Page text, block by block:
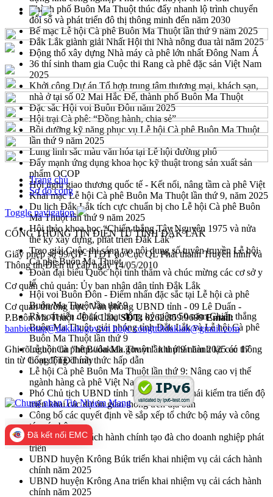
Thành phố Buôn Ma Thuột thúc đẩy nhanh lộ trình chuyển
đổi số và phát triển đô thị thông minh đến năm 2030
Bế mạc Lễ hội Cà phê Buôn Ma Thuột lần thứ 9 năm 2025
Đắk Lắk giành giải Nhất Hội thi Nhà nông đua tài năm 2025
Động thổ xây dựng Nhà máy cà phê lớn nhất Đông Nam Á
36 thí sinh tham gia Cuộc thi Rang cà phê đặc sản Việt Nam
2025
Khởi công Dự án Tổ hợp trung tâm thương mại, khách sạn,
nhà ở tại số 02 Mai Hắc Đế, thành phố Buôn Ma Thuột
Đặc sắc Hội voi Buôn Đôn năm 2025
Hội trại Cà phê: “Đồng hành, chia sẻ”
Bồi dưỡng kỹ năng phục vụ Lễ hội Cà phê Buôn Ma Thuột
lần thứ 9 năm 2025
Lung linh sắc màu văn hóa tại Lễ hội đường phố
Đẩy mạnh ứng dụng khoa học kỹ thuật trong sản xuất sản
phẩm OCOP
Hội nghị giao thương quốc tế - Kết nối, nâng tầm cà phê Việt
Khai mạc Lễ hội Cà phê Buôn Ma Thuột lần thứ 9, năm 2025
Du lịch Đắk Lắk tích cực chuẩn bị cho Lễ hội Cà phê Buôn
Ma Thuột lần thứ 9 năm 2025
Hội thảo khoa học “Chiến thắng Tây Nguyên 1975 và nửa
thế kỷ xây dựng, phát triển Đắk Lắk”
Trao giải Cuộc thi sáng tạo nội dung số tuyên truyền Lễ hội
Cà phê Buôn Ma Thuột
Đoàn đại biểu Quốc hội tỉnh thăm và chúc mừng các cơ sở y
tế
Hội voi Buôn Đôn - Điểm nhấn đặc sắc tại Lễ hội cà phê
Buôn Ma Thuột lần thứ 9
Rà soát tiến độ các hoạt động kỷ niệm 50 năm Chiến thắng
Buôn Ma Thuột, giải phóng tỉnh Đắk Lắk và Lễ hội Cà phê
Buôn Ma Thuột lần thứ 9
Lễ hội Cà phê Buôn Ma Thuột lần thứ 9 năm 2025 có 17
hoạt động chính thức hấp dẫn
Lễ hội Cà phê Buôn Ma Thuột lần thứ 9: Nâng cao vị thế
ngành hàng cà phê Việt Nam
Phó Chủ tịch UBND tỉnh Trương Công Thái kiểm tra tiến độ
triển khai các dự án giao thông trên địa bàn
Công bố các quyết định về sắp xếp tổ chức bộ máy và công
tác cán bộ
Đẩy mạnh cải cách hành chính tạo đà cho doanh nghiệp phát
triển
UBND huyện Krông Búk triển khai nhiệm vụ cải cách hành
chính năm 2025
UBND huyện Krông Ana triển khai nhiệm vụ cải cách hành
chính năm 2025
Trang chủ
Sơ đồ cổng
Toggle navigation
CỔNG THÔNG TIN ĐIỆN TỬ TỈNH ĐẮK LẮK
Giấy phép số 99/GP-TTĐT do Cục QL Phát thanh Truyền hình và
Thông tin Điện tử cấp ngày 14/05/2010
Cơ quan chủ quản: Ủy ban nhân dân tỉnh Đắk Lắk
Cơ quan thường trực: Văn phòng UBND tỉnh - 09 Lê Duẩn -
P.Buôn Ma Thuột - Đắk Lắk.SĐT: 0262.859.9699Email:
banbientap@daklak.gov.vn hoặc congttdtdaklak@gmail.com
Ghi rõ nguồn tin "http://daklak.gov.vn" khi phát hành lại các thông
tin từ Cổng TTĐT này
Đã kết nối EMC